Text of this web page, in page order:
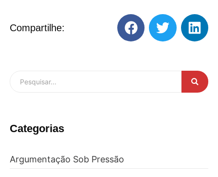
Compartilhe:
Categorias
Argumentação Sob Pressão